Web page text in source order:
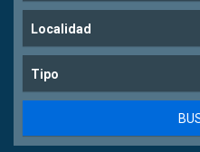
Localidad
Tipo